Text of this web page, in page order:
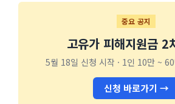
중요 공지
고유가 피해지원금 2
5월 18일 신청 시작 · 1인 10만 ~
신청 바로가기 →